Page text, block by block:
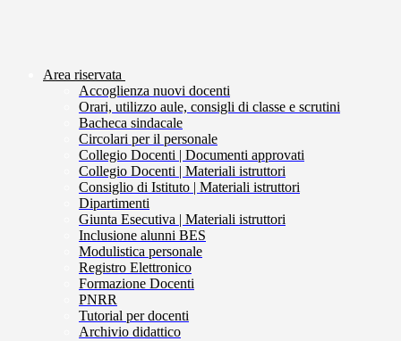
Area riservata
Accoglienza nuovi docenti
Orari, utilizzo aule, consigli di classe e scrutini
Bacheca sindacale
Circolari per il personale
Collegio Docenti | Documenti approvati
Collegio Docenti | Materiali istruttori
Consiglio di Istituto | Materiali istruttori
Dipartimenti
Giunta Esecutiva | Materiali istruttori
Inclusione alunni BES
Modulistica personale
Registro Elettronico
Formazione Docenti
PNRR
Tutorial per docenti
Archivio didattico